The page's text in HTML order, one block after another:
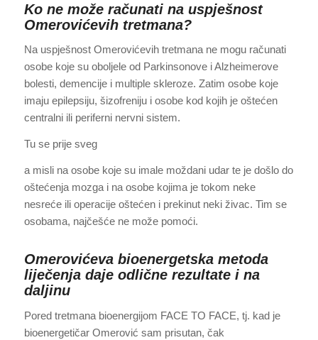
Ko ne može računati na uspješnost
Omerovićevih tretmana?
Na uspješnost Omerovićevih tretmana ne mogu računati
osobe koje su oboljele od Parkinsonove i Alzheimerove
bolesti, demencije i multiple skleroze. Zatim osobe koje
imaju epilepsiju, šizofreniju i osobe kod kojih je oštećen
centralni ili periferni nervni sistem.
Tu se prije sveg
a misli na osobe koje su imale moždani udar te je došlo do
oštećenja mozga i na osobe kojima je tokom neke
nesreće ili operacije oštećen i prekinut neki živac. Tim se
osobama, najčešće ne može pomoći.
Omerovićeva bioenergetska metoda
liječenja daje odlične rezultate i na
daljinu
Pored tretmana bioenergijom FACE TO FACE, tj. kad je
bioenergetičar Omerović sam prisutan, čak